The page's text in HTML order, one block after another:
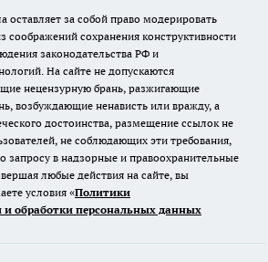
оставляет за собой право модерировать
соображений сохранения конструктивности
законодательства РФ и
На сайте не допускаются
нецензурную брань, разжигающие
возбуждающие ненависть или вражду, а
достоинства, размещение ссылок не
не соблюдающих эти требования,
запросу в надзорные и правоохранительные
любые действия на сайте, вы
условия «Политики
обработки персональных данных